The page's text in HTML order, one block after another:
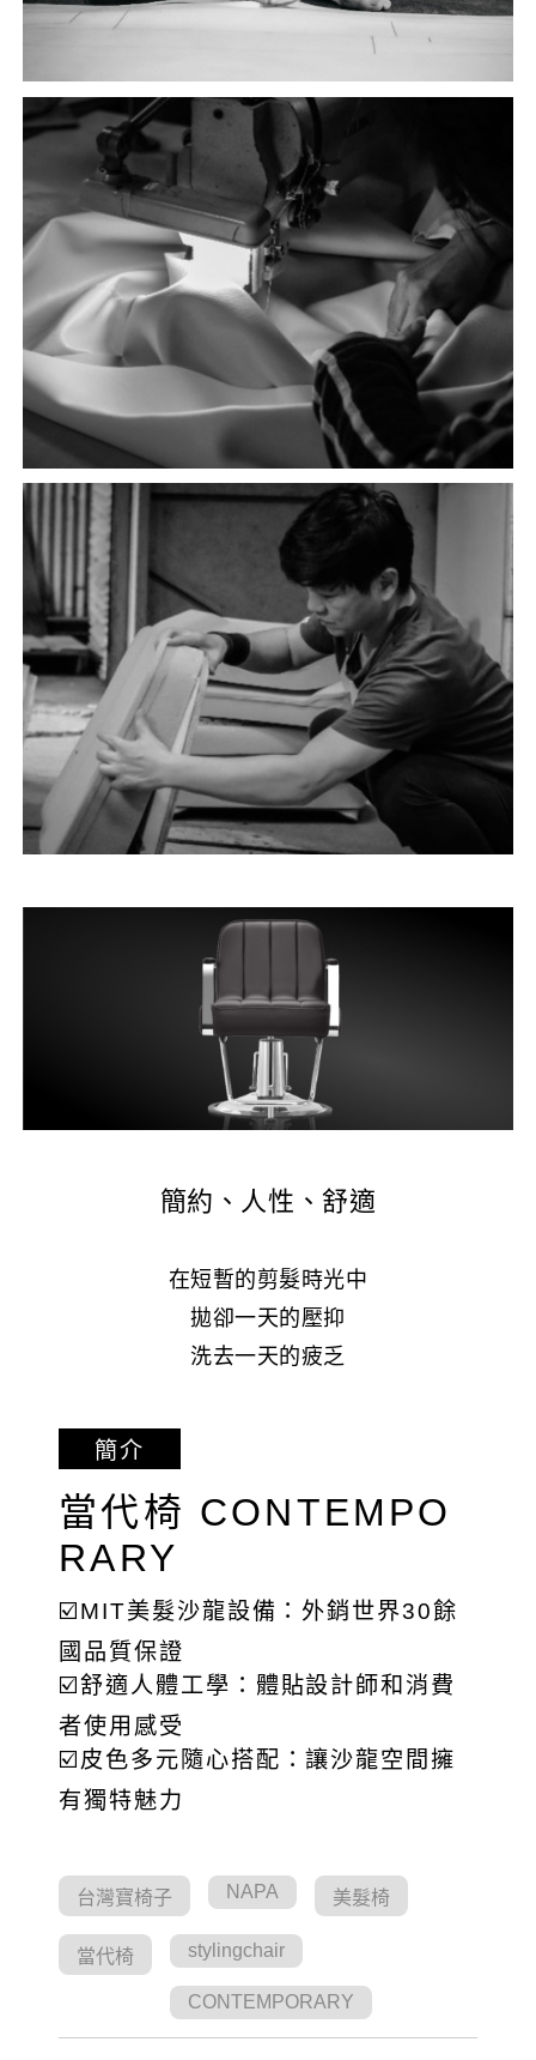
簡約、人性、舒適
在短暫的剪髮時光中
拋卻一天的壓抑
洗去一天的疲乏
簡介
當代椅 CONTEMPO
RARY
☑️MIT美髮沙龍設備：外銷世界30餘
國品質保證
☑️舒適人體工學：體貼設計師和消費
者使用感受
☑️皮色多元隨心搭配：讓沙龍空間擁
有獨特魅力
台灣寶椅子 NAPA 美髮椅
當代椅 stylingchair
CONTEMPORARY